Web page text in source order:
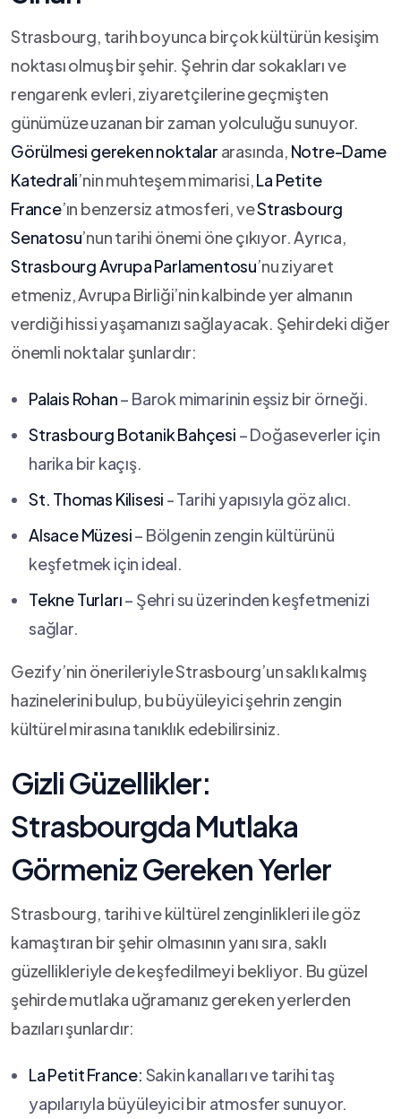
Strasbourg, tarih boyunca birçok​ kültürün kesişim
noktası olmuş bir şehir. Şehrin dar sokakları ve
rengarenk evleri, ziyaretçilerine geçmişten
günümüze uzanan bir zaman yolculuğu sunuyor.
Görülmesi gereken noktalar arasında, Notre-Dame
Katedrali’nin muhteşem mimarisi,La ⁣Petite
France’ın benzersiz‍ atmosferi, veStrasbourg
Senatosu’nun tarihi önemi öne çıkıyor. Ayrıca,
Strasbourg Avrupa Parlamentosu’nu ziyaret
etmeniz, Avrupa Birliği’nin kalbinde yer almanın
verdiği hissi yaşamanızı sağlayacak. Şehirdeki ‍diğer
önemli noktalar şunlardır:
Palais Rohan– Barok mimarinin eşsiz bir örneği.
Strasbourg Botanik Bahçesi – Doğaseverler için
harika bir kaçış.
St. Thomas Kilisesi ⁢- Tarihi yapısıyla göz alıcı.
Alsace Müzesi– Bölgenin zengin kültürünü
keşfetmek için ideal.
Tekne Turları– Şehri su üzerinden keşfetmenizi
sağlar.
Gezify’nin önerileriyle Strasbourg’un saklı kalmış
hazinelerini bulup, bu büyüleyici şehrin zengin
kültürel mirasına tanıklık edebilirsiniz.
Gizli Güzellikler:
Strasbourgda Mutlaka
Görmeniz Gereken Yerler
Strasbourg, tarihi ve kültürel zenginlikleri ile göz‍
kamaştıran bir şehir olmasının yanı sıra, saklı
güzellikleriyle de keşfedilmeyi bekliyor. Bu güzel⁣
şehirde mutlaka uğramanız gereken yerlerden
bazıları şunlardır:
La Petit France: Sakin kanalları ve tarihi taş
yapılarıyla büyüleyici bir atmosfer sunuyor.